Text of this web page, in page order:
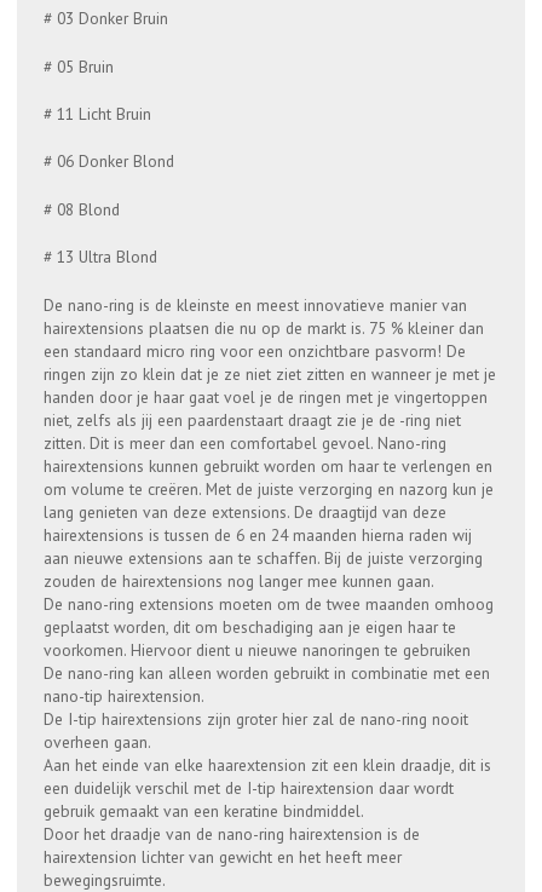
# 03 Donker Bruin
# 05 Bruin
# 11 Licht Bruin
# 06 Donker Blond
# 08 Blond
# 13 Ultra Blond
De nano-ring is de kleinste en meest innovatieve manier van
hairextensions plaatsen die nu op de markt is. 75 % kleiner dan
een standaard micro ring voor een onzichtbare pasvorm! De
ringen zijn zo klein dat je ze niet ziet zitten en wanneer je met je
handen door je haar gaat voel je de ringen met je vingertoppen
niet, zelfs als jij een paardenstaart draagt zie je de -ring niet
zitten. Dit is meer dan een comfortabel gevoel. Nano-ring
hairextensions kunnen gebruikt worden om haar te verlengen en
om volume te creëren. Met de juiste verzorging en nazorg kun je
lang genieten van deze extensions. De draagtijd van deze
hairextensions is tussen de 6 en 24 maanden hierna raden wij
aan nieuwe extensions aan te schaffen. Bij de juiste verzorging
zouden de hairextensions nog langer mee kunnen gaan.
De nano-ring extensions moeten om de twee maanden omhoog
geplaatst worden, dit om beschadiging aan je eigen haar te
voorkomen. Hiervoor dient u nieuwe nanoringen te gebruiken
De nano-ring kan alleen worden gebruikt in combinatie met een
nano-tip hairextension.
De I-tip hairextensions zijn groter hier zal de nano-ring nooit
overheen gaan.
Aan het einde van elke haarextension zit een klein draadje, dit is
een duidelijk verschil met de I-tip hairextension daar wordt
gebruik gemaakt van een keratine bindmiddel.
Door het draadje van de nano-ring hairextension is de
hairextension lichter van gewicht en het heeft meer
bewegingsruimte.